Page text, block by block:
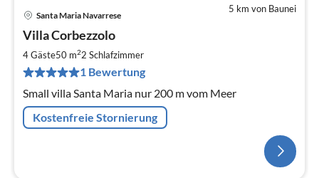
5 km von Baunei
Santa Maria Navarrese
Villa Corbezzolo
4 Gäste50 m22 Schlafzimmer
1 Bewertung
Small villa Santa Maria nur 200 m vom Meer
Kostenfreie Stornierung